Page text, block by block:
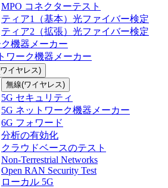
MPO コネクターテスト
ティア1（基本）光ファイバー検定
ティア2（拡張）光ファイバー検定
機器メーカー
ワーク機器メーカー
イヤレス)
無線(ワイヤレス)
5G セキュリティ
5G ネットワーク機器メーカー
6G フォワード
分析の有効化
クラウドベースのテスト
Non-Terrestrial Networks
Open RAN Security Test
ローカル 5G